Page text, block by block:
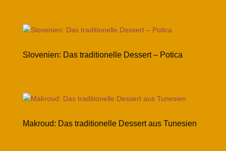
Slovenien: Das traditionelle Dessert – Potica
Makroud: Das traditionelle Dessert aus Tunesien